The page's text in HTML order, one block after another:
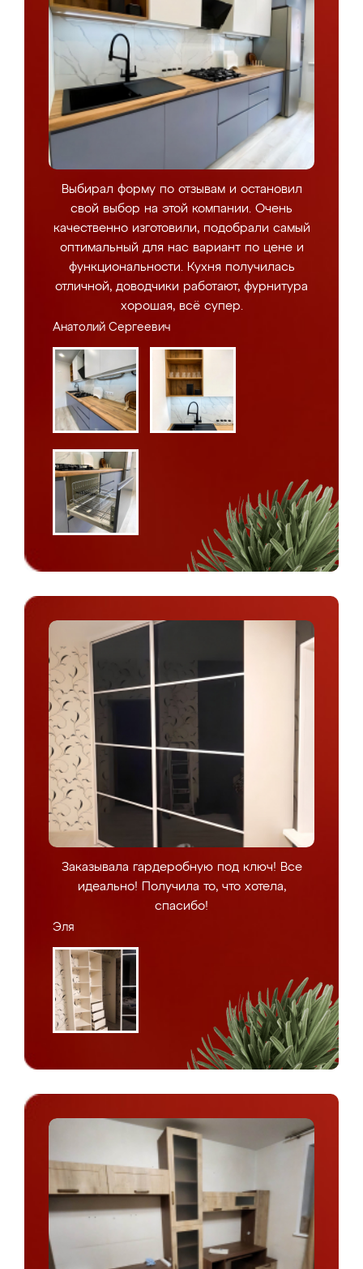
Выбирал форму по отзывам и остановил
свой выбор на этой компании. Очень
качественно изготовили, подобрали самый
оптимальный для нас вариант по цене и
функциональности. Кухня получилась
отличной, доводчики работают, фурнитура
хорошая, всё супер.
Анатолий Сергеевич
Заказывала гардеробную под ключ! Все
идеально! Получила то, что хотела,
спасибо!
Эля